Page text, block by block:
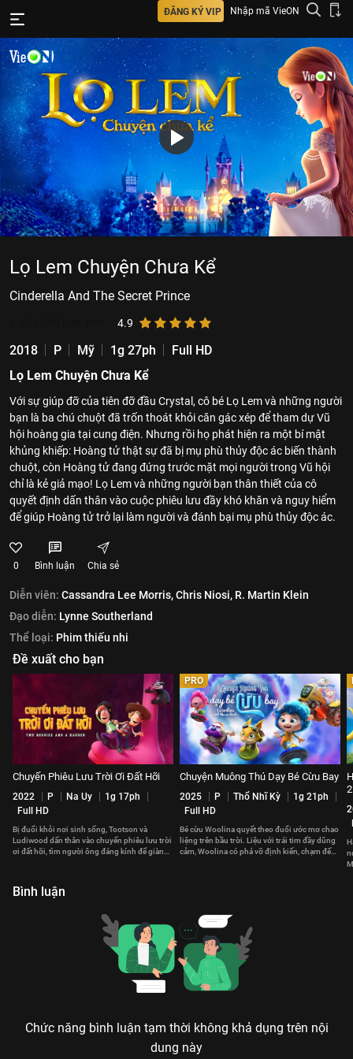
ĐĂNG KÝ VIP Nhập mã VieON
Lọ Lem Chuyện Chưa Kể
Cinderella And The Secret Prince
4.9
2018 P Mỹ 1g 27ph
Full HD
Lọ Lem Chuyện Chưa Kể
Với sự giúp đỡ của tiên đỡ đầu Crystal, cô bé Lọ Lem và những người
bạn là ba chú chuột đã trốn thoát khỏi căn gác xép để tham dự Vũ
hội hoàng gia tại cung điện. Nhưng rồi họ phát hiện ra một bí mật
khủng khiếp: Hoàng tử thật sự đã bị mụ phù thủy độc ác biến thành
chuột, còn Hoàng tử đang đứng trước mặt mọi người trong Vũ hội
chỉ là kẻ giả mạo! Lọ Lem và những người bạn thân thiết của cô
quyết định dấn thân vào cuộc phiêu lưu đầy khó khăn và nguy hiểm
để giúp Hoàng tử trở lại làm người và đánh bại mụ phù thủy độc ác.
0 Bình luận Chia sẻ
Diễn viên: Cassandra Lee Morris,Chris Niosi, R. Martin Klein
Đạo diễn: Lynne Southerland
Thể loại: Phim thiếu nhi
Đề xuất cho bạn
Chuyến Phiêu Lưu Trời Ơi Đất Hỡi
2022 P Na Uy
1g 17ph
Full HD
Bị đuổi khỏi nơi sinh sống, Tootson và
Ludiwood dấn thân vào chuyến phiêu lưu trời
ơi đất hỡi, tìm người ông đáng kính để giành
PRO
Chuyện Muông Thú Dạy Bé Cừu Bay
2025 P Thổ Nhĩ Kỳ
1g 21ph
Full HD
Bé cừu Woolina quyết theo đuổi ước mơ chao
liệng trên bầu trời. Liệu với trái tim đầy dũng
cảm, Woolina có phá vỡ định kiến, chạm đến
Bình luận
Chức năng bình luận tạm thời không khả dụng trên nội
dung này